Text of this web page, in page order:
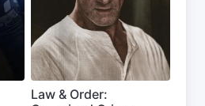
Law & Order: